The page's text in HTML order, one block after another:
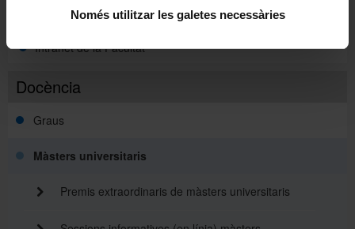
Només utilitzar les galetes necessàries
Docència
Graus
Màsters universitaris
Premis extraordinaris de màsters universitaris
Alumni UB
Intranet de la Facultat